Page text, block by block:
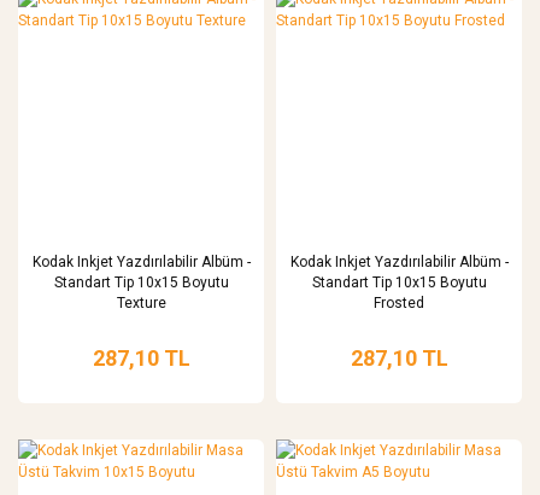
Kodak Inkjet Yazdırılabilir Albüm -
Standart Tip 10x15 Boyutu
Texture
287,10 TL
Kodak Inkjet Yazdırılabilir Albüm -
Standart Tip 10x15 Boyutu
Frosted
287,10 TL